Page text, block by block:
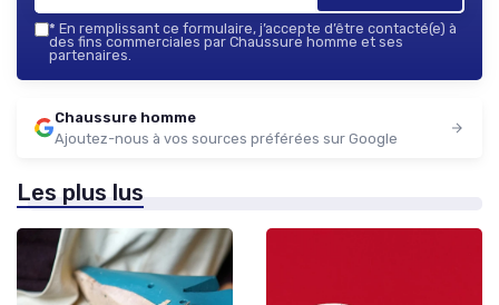
* En remplissant ce formulaire, j’accepte d’être contacté(e) à
des fins commerciales par Chaussure homme et ses
partenaires.
Chaussure homme
Ajoutez-nous à vos sources préférées sur Google
Les plus lus